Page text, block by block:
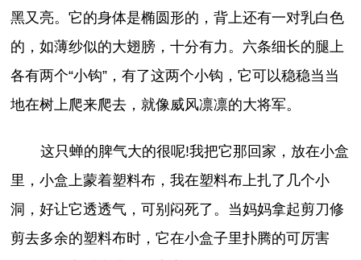
黑又亮。它的身体是椭圆形的，背上还有一对乳白色
的，如薄纱似的大翅膀，十分有力。六条细长的腿上
各有两个“小钩”，有了这两个小钩，它可以稳稳当当
地在树上爬来爬去，就像威风凛凛的大将军。
这只蝉的脾气大的很呢!我把它那回家，放在小盒
里，小盒上蒙着塑料布，我在塑料布上扎了几个小
洞，好让它透透气，可别闷死了。当妈妈拿起剪刀修
剪去多余的塑料布时，它在小盒子里扑腾的可厉害